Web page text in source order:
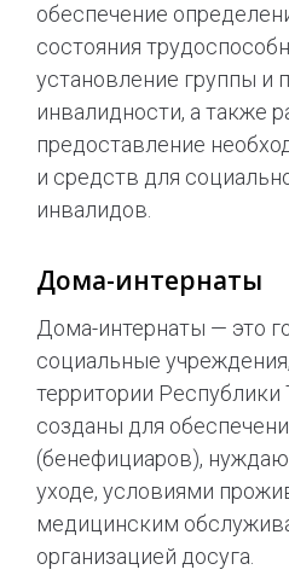
обеспечение
состояния
установление группы и
инвалидности, а также
предоставление
и средств для
инвалидов.
Дома-интернаты
Дома-интернаты — это
социальные
территории
созданы для
(бенефициаров),
уходе, условиями
медицинским
организацией досуга.